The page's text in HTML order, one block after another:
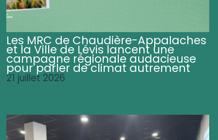
Les MRC de Chaudière-Appalaches
et la Ville de Lévis lancent une
campagne régionale audacieuse
pour parler de climat autrement
21 juillet 2026